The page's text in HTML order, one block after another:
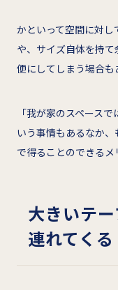
かといって空間に対
や、サイズ自体を持
便にしてしまう場合も
「我が家のスペース
いう事情もあるなか
で得ることのできるメ
大きいテ
連れてくる